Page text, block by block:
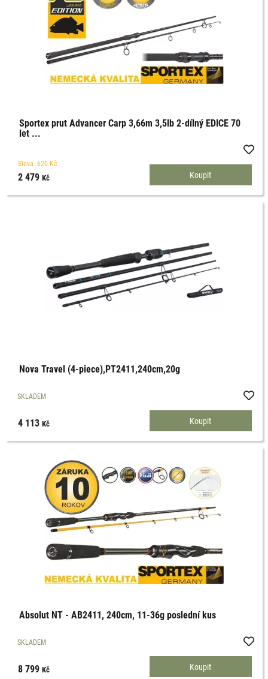
Sportex prut Advancer Carp 3,66m 3,5lb 2-dílný EDICE 70
let ...
2 479Kč
Sleva 620 Kč
Nova Travel (4-piece),PT2411,240cm,20g
SKLADEM
4 113Kč
Absolut NT - AB2411, 240cm, 11-36g poslední kus
SKLADEM
8 799Kč